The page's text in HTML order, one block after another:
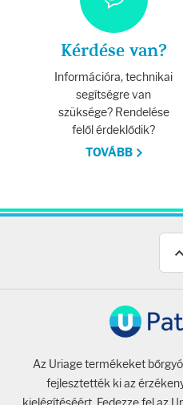
Kérdése van?
Információra, technikai
segítségre van
szüksége? Rendelése
felől érdeklődik?
TOVÁBB
Az Uriage termékeket
fejlesztették ki az